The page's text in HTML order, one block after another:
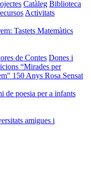
Catàleg Biblioteca
Activitats
Tastets Matemàtics
de Contes Dones i
“Mirades per
150 Anys Rosa Sensat
de poesia per a infants
amigues i